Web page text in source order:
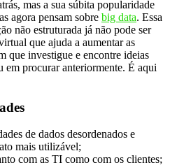
mas a sua súbita popularidade
agora pensam sobre big data. Essa
não estruturada já não pode ser
que ajuda a aumentar as
que investigue e encontre ideias
em procurar anteriormente. É aqui
de dados desordenados e
mais utilizável;
com as TI como com os clientes;